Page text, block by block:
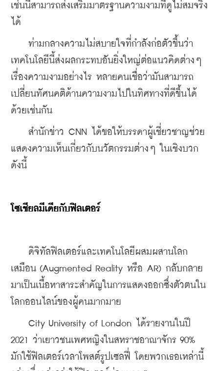
เช่นนี้สามารถส่งเสริมมาตรฐานความงามที่ดูไม่สมจริง
ได้
ท่ามกลางความไม่สบายใจที่กำลังก่อตัวขึ้นว่า
เทคโนโลยีนี้ส่งผลกระทบอันยิ่งใหญ่ต่อแนวคิดต่างๆ
เรื่องความงามอย่างไร หลายคนเชื่อว่ามันสามารถ
เปลี่ยนทัศนคติด้านความงามไปในทิศทางที่ดีขึ้นได้
ด้วยเช่นกัน
สำนักข่าว CNN ได้ขอให้บรรดาผู้เชี่ยวชาญช่วย
แสดงความเห็นเกี่ยวกับนวัตกรรมต่างๆ ในเชิงบวก
ดังนี้
โซเชียลมีเดียกับฟิลเตอร์
ดิจิทัลฟิลเตอร์และเทคโนโลยีผสมผสานโลก
เสมือน (Augmented Reality หรือ AR) กลับกลาย
มาเป็นเนื้อหาสาระสำคัญในการแสดงออกซึ่งตัวตนใน
โลกออนไลน์ของผู้คนมากมาย
City University of London ได้รายงานในปี
2021 ว่าเยาวชนเพศหญิงในสหราชอาณาจักร 90%
มักใช้ฟิลเตอร์เวลาโพสต์รูปเซลฟี่ โดยพวกเธอเหล่านี้